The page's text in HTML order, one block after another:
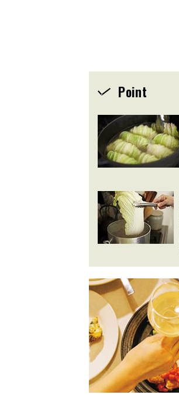
Point